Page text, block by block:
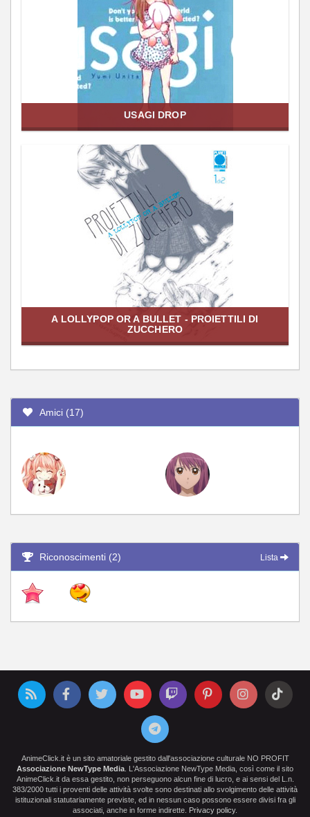
USAGI DROP
A LOLLYPOP OR A BULLET - PROIETTILI DI
ZUCCHERO
Amici (17)
Riconoscimenti (2) Lista
AnimeClick.it è un sito amatoriale gestito dall'associazione culturale NO PROFIT
Associazione NewType Media . L'Associazione NewType Media, così come il sito
AnimeClick.it da essa gestito, non perseguono alcun fine di lucro, e ai sensi del L.n.
383/2000 tutti i proventi delle attività svolte sono destinati allo svolgimento delle attività
istituzionali statutariamente previste, ed in nessun caso possono essere divisi fra gli
associati, anche in forme indirette.
Privacy policy.